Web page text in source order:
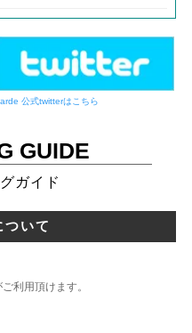
公式twitterはこちら
GUIDE
ガイド
ついて
利用頂けます。